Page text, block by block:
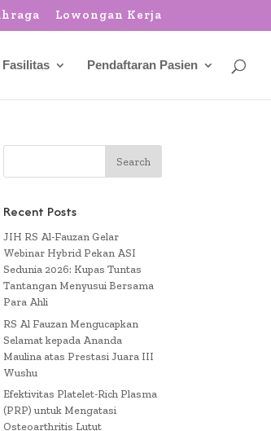
Lowongan Kerja
Fasilitas Pendaftaran Pasien
Recent Posts
JIH RS Al-Fauzan Gelar
Webinar Hybrid Pekan ASI
Sedunia 2026: Kupas Tuntas
Tantangan Menyusui Bersama
Para Ahli
RS Al Fauzan Mengucapkan
Selamat kepada Ananda
Maulina atas Prestasi Juara III
Wushu
Efektivitas Platelet-Rich Plasma
(PRP) untuk Mengatasi
Osteoarthritis Lutut